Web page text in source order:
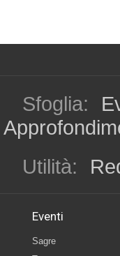
Sfoglia:
Utilità:
Eventi
Sagre